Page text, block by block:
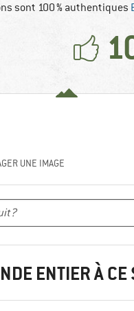
sont 100 % authentiques
UNE IMAGE
ENTIER À CE